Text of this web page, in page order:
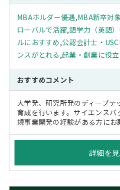
MBAホルダー優遇,MBA新卒対
ローバルで活躍,語学力（英語
ルにおすすめ ,公認会計士・
ンスがとれる ,起業・創業に役
おすすめコメント
大学発、研究所発のディープテ
育成を行います。サイエンスバ
規事業開発の経験がある方にお
詳細を